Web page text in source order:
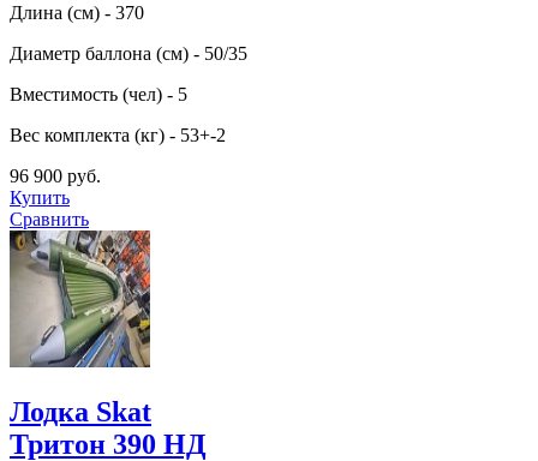
Длина (см) - 370
Диаметр баллона (см) - 50/35
Вместимость (чел) - 5
Вес комплекта (кг) - 53+-2
96 900 руб.
Купить
Сравнить
Лодка Skat
Тритон 390 НД